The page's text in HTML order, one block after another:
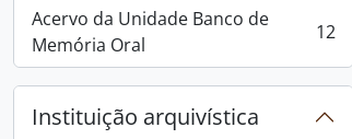
Acervo da Unidade Banco de
Memória Oral
, 12 resultados 12
Instituição arquivística